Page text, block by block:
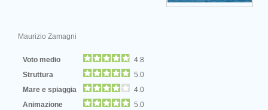
Maurizio Zamagni
Voto medio
4.8
Struttura
5.0
Mare e spiaggia
4.0
Animazione
5.0